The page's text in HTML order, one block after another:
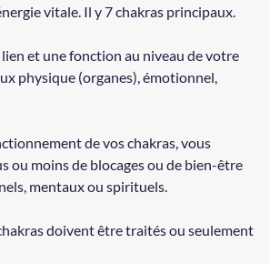
vitale. Il y 7 chakras principaux.
et une fonction au niveau de votre
physique (organes), émotionnel,
de vos chakras, vous
ou moins de blocages ou de bien-être
mentaux ou spirituels.
doivent être traités ou seulement